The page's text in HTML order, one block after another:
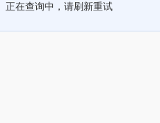
正在查询中，请刷新重试